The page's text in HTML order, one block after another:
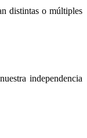
distintas o múltiples
independencia